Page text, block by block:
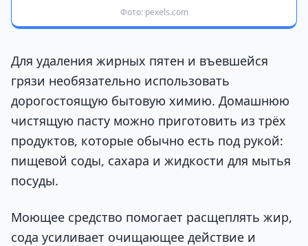
Фото: pexels.com
Для удаления жирных пятен и въевшейся
грязи необязательно использовать
дорогостоящую бытовую химию. Домашнюю
чистящую пасту можно приготовить из трёх
продуктов, которые обычно есть под рукой:
пищевой соды, сахара и жидкости для мытья
посуды.
Моющее средство помогает расщеплять жир,
сода усиливает очищающее действие и